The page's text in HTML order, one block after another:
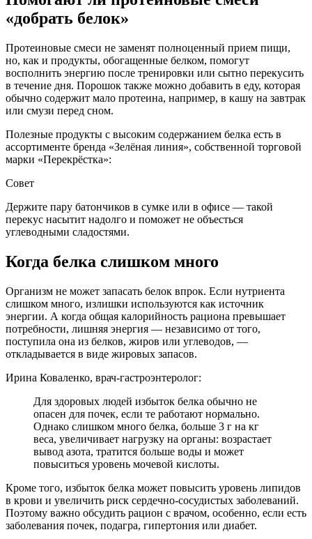
«добрать белок»
Протеиновые смеси не заменят полноценный прием пищи,
но, как и продукты, обогащенные белком, помогут
восполнить энергию после тренировки или сытно перекусить
в течение дня. Порошок также можно добавить в еду, которая
обычно содержит мало протеина, например, в кашу на завтрак
или смузи перед сном.
Полезные продукты с высоким содержанием белка есть в
ассортименте бренда «Зелёная линия», собственной торговой
марки «Перекрёстка»:
Совет
Держите пару батончиков в сумке или в офисе — такой
перекус насытит надолго и поможет не объесться
углеводными сладостями.
Когда белка слишком много
Организм не может запасать белок впрок. Если нутриента
слишком много, излишки используются как источник
энергии. А когда общая калорийность рациона превышает
потребности, лишняя энергия — независимо от того,
поступила она из белков, жиров или углеводов, —
откладывается в виде жировых запасов.
Ирина Коваленко, врач-гастроэнтеролог:
Для здоровых людей избыток белка обычно не
опасен для почек, если те работают нормально.
Однако слишком много белка, больше 3 г на кг
веса, увеличивает нагрузку на органы: возрастает
вывод азота, тратится больше воды и может
повыситься уровень мочевой кислоты.
Кроме того, избыток белка может повысить уровень липидов
в крови и увеличить риск сердечно-сосудистых заболеваний.
Поэтому важно обсудить рацион с врачом, особенно, если есть
заболевания почек, подагра, гипертония или диабет.